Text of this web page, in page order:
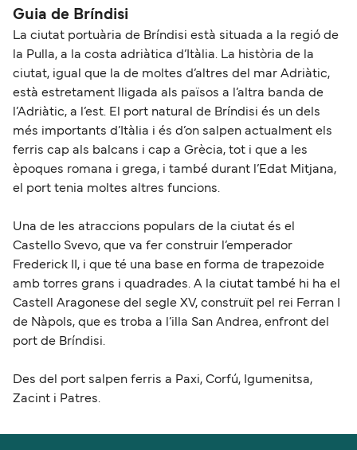
Guia de Bríndisi
La ciutat portuària de Bríndisi està situada a la regió de
la Pulla, a la costa adriàtica d’Itàlia. La història de la
ciutat, igual que la de moltes d’altres del mar Adriàtic,
està estretament lligada als països a l’altra banda de
l’Adriàtic, a l’est. El port natural de Bríndisi és un dels
més importants d’Itàlia i és d’on salpen actualment els
ferris cap als balcans i cap a Grècia, tot i que a les
èpoques romana i grega, i també durant l’Edat Mitjana,
el port tenia moltes altres funcions.
Una de les atraccions populars de la ciutat és el
Castello Svevo, que va fer construir l’emperador
Frederick II, i que té una base en forma de trapezoide
amb torres grans i quadrades. A la ciutat també hi ha el
Castell Aragonese del segle XV, construït pel rei Ferran I
de Nàpols, que es troba a l’illa San Andrea, enfront del
port de Bríndisi.
Des del port salpen ferris a Paxi, Corfú, Igumenitsa,
Zacint i Patres.